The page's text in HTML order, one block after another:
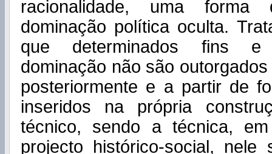
racionalidade, uma forma
dominação política oculta.
que determinados fins e
dominação não são
posteriormente e a partir de
inseridos na própria
técnico, sendo a técnica,
projecto histórico-social, nele